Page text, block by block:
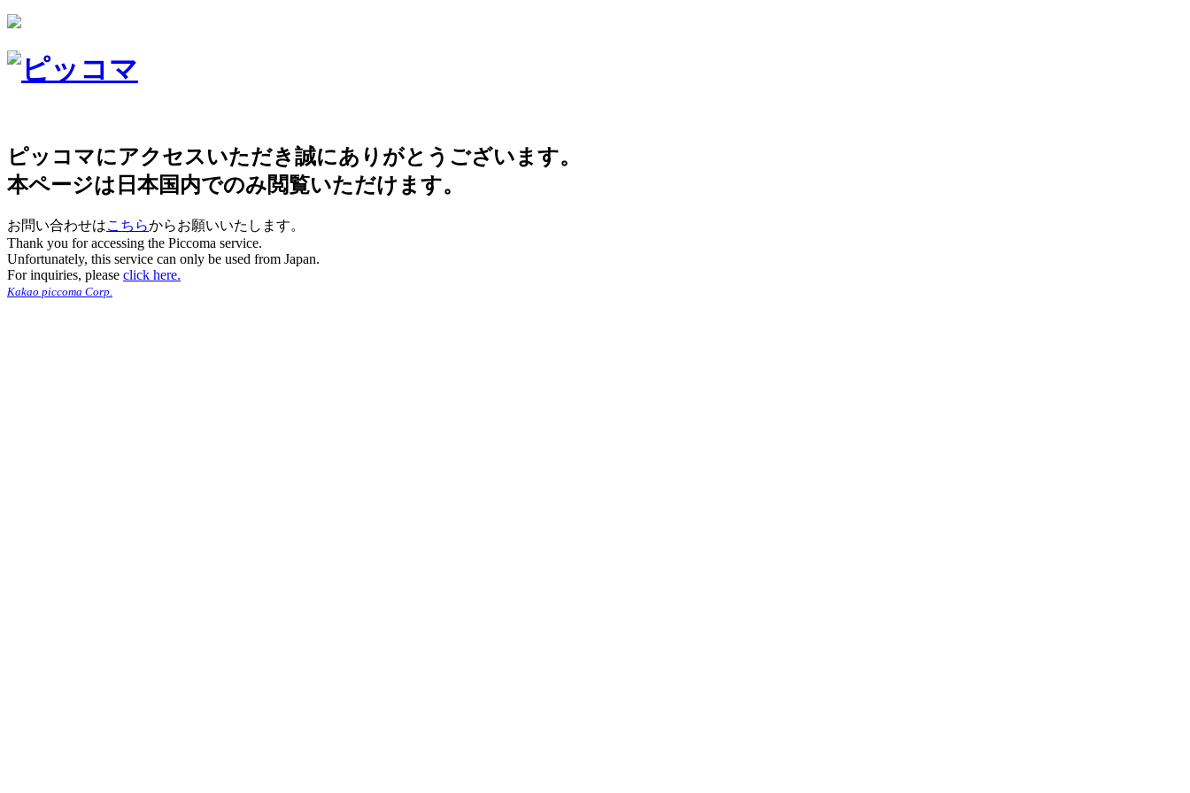
ピッコマにアクセスいただき誠にありがとうございます。
本ページは日本国内でのみ閲覧いただけます。
お問い合わせはこちらからお願いいたします。
Thank you for accessing the Piccoma service.
Unfortunately, this service can only be used from Japan.
For inquiries, please click here.
Kakao piccoma Corp.